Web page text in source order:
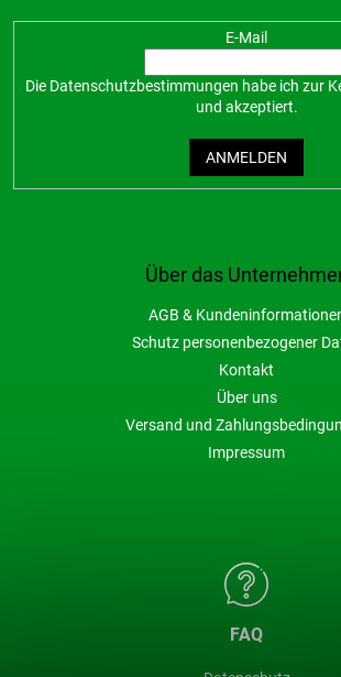
Über das
AGB &
Schutz personenbezogener
Kontakt
Über uns
Versand und
Impressum
FAQ
E-Mail
Die Datenschutzbestimmungen habe ich zur
und akzeptiert.
ANMELDEN